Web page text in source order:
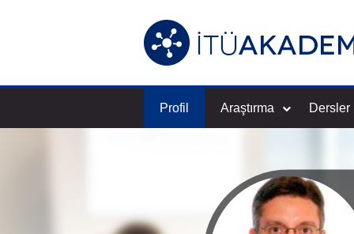
Profil Araştırma Dersler